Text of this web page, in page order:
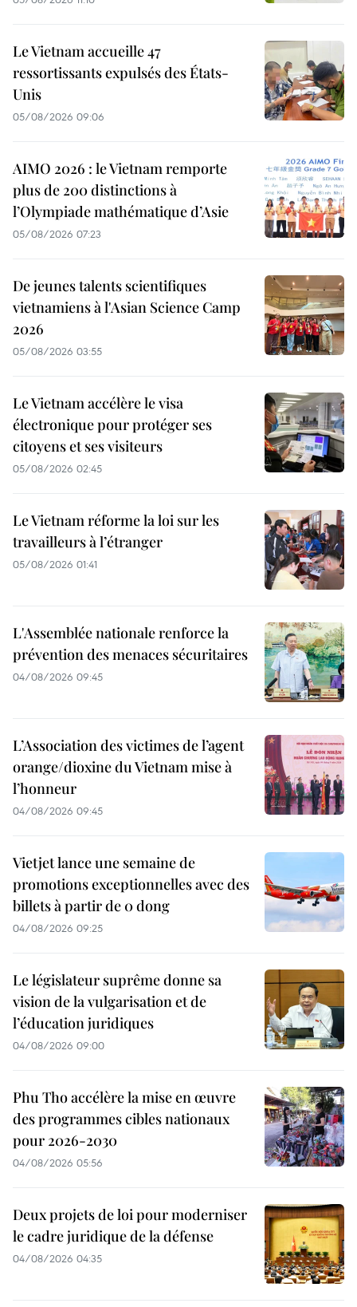
Le Vietnam accueille 47
ressortissants expulsés des États-
Unis
05/08/2026 09:06
AIMO 2026 : le Vietnam remporte
plus de 200 distinctions à
l’Olympiade mathématique d’Asie
05/08/2026 07:23
De jeunes talents scientifiques
vietnamiens à l'Asian Science Camp
2026
05/08/2026 03:55
Le Vietnam accélère le visa
électronique pour protéger ses
citoyens et ses visiteurs
05/08/2026 02:45
Le Vietnam réforme la loi sur les
travailleurs à l’étranger
05/08/2026 01:41
L'Assemblée nationale renforce la
prévention des menaces sécuritaires
04/08/2026 09:45
L’Association des victimes de l’agent
orange/dioxine du Vietnam mise à
l’honneur
04/08/2026 09:45
Vietjet lance une semaine de
promotions exceptionnelles avec des
billets à partir de 0 dong
04/08/2026 09:25
Le législateur suprême donne sa
vision de la vulgarisation et de
l’éducation juridiques
04/08/2026 09:00
Phu Tho accélère la mise en œuvre
des programmes cibles nationaux
pour 2026-2030
04/08/2026 05:56
Deux projets de loi pour moderniser
le cadre juridique de la défense
04/08/2026 04:35